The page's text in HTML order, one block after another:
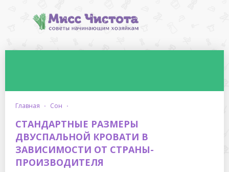
главная · сон ·
СТАНДАРТНЫЕ РАЗМЕРЫ
ДВУСПАЛЬНОЙ КРОВАТИ В
ЗАВИСИМОСТИ ОТ СТРАНЫ-
ПРОИЗВОДИТЕЛЯ